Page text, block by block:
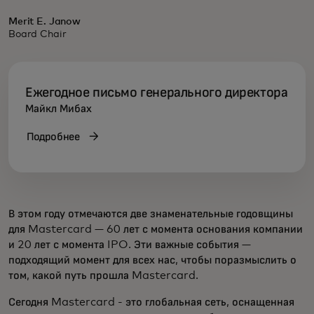
Merit E. Janow
Board Chair
Ежегодное письмо генерального директора
Майкл Мибах
Подробнее
В этом году отмечаются две знаменательные годовщины
для Mastercard — 60 лет с момента основания компании
и 20 лет с момента IPO. Эти важные события —
подходящий момент для всех нас, чтобы поразмыслить о
том, какой путь прошла Mastercard.
Сегодня Mastercard - это глобальная сеть, оснащенная